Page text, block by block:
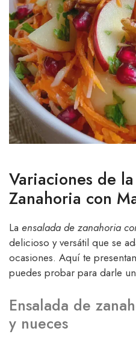
Variaciones de
Zanahoria con
La ensalada de zanahoria
delicioso y versátil que se
ocasiones. Aquí te
puedes probar para darle
Ensalada de
y nueces